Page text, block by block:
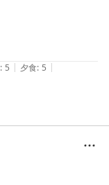
: 5 | 夕食: 5 |